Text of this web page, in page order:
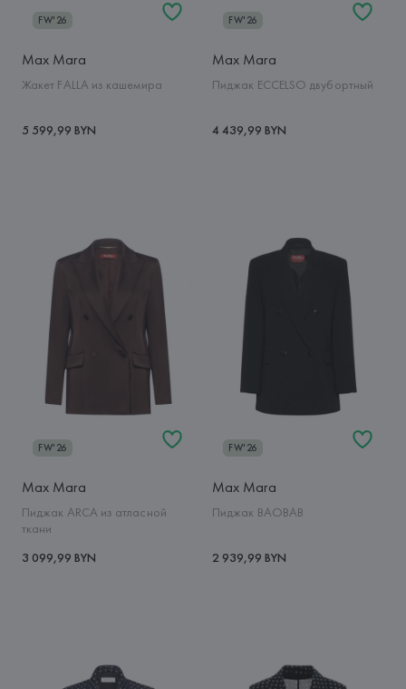
FW'26
Max Mara
Жакет FALLA из кашемира
5 599,99 BYN
FW'26
Max Mara
Пиджак ECCELSO двубортный
4 439,99 BYN
FW'26
Max Mara
Пиджак ARCA из атласной
ткани
3 099,99 BYN
FW'26
Max Mara
Пиджак BAOBAB
2 939,99 BYN